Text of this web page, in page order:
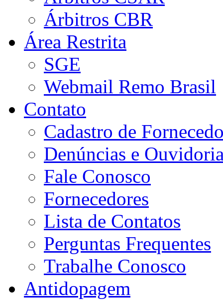
Árbitros CBR
Área Restrita
SGE
Webmail Remo Brasil
Contato
Cadastro de
Denúncias e
Fale Conosco
Fornecedores
Lista de Contatos
Perguntas Frequentes
Trabalhe Conosco
Antidopagem